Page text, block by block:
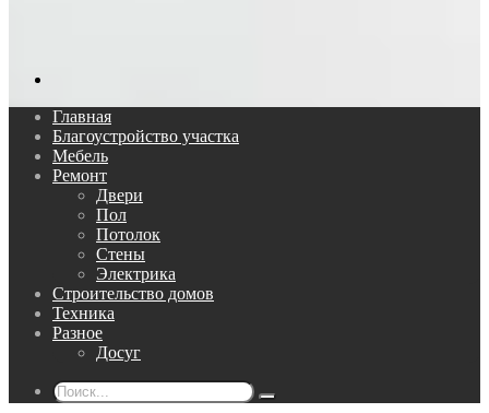
Главная
Благоустройство участка
Мебель
Ремонт
Двери
Пол
Потолок
Стены
Электрика
Строительство домов
Техника
Разное
Досуг
Поиск...